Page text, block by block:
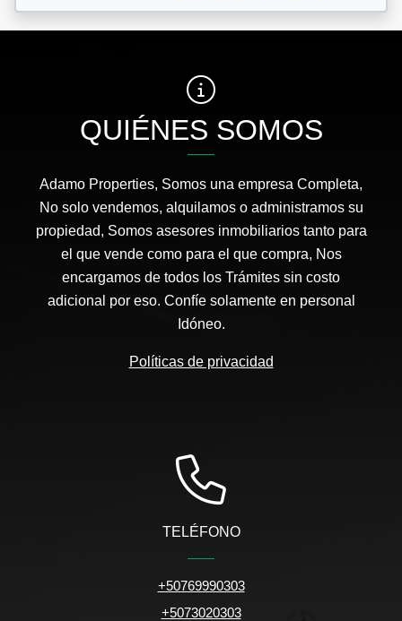
QUIÉNES SOMOS
Adamo Properties, Somos una empresa Completa,
No solo vendemos, alquilamos o administramos su
propiedad, Somos asesores inmobiliarios tanto para
el que vende como para el que compra, Nos
encargamos de todos los Trámites sin costo
adicional por eso. Confíe solamente en personal
Idóneo.
Políticas de privacidad
TELÉFONO
+50769990303
+5073020303